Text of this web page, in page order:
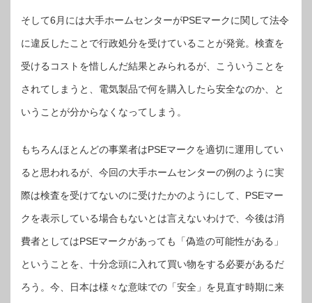
そして6月には大手ホームセンターがPSEマークに関して法令
に違反したことで行政処分を受けていることが発覚。検査を
受けるコストを惜しんだ結果とみられるが、こういうことを
されてしまうと、電気製品で何を購入したら安全なのか、と
いうことが分からなくなってしまう。
もちろんほとんどの事業者はPSEマークを適切に運用してい
ると思われるが、今回の大手ホームセンターの例のように実
際は検査を受けてないのに受けたかのようにして、PSEマー
クを表示している場合もないとは言えないわけで、今後は消
費者としてはPSEマークがあっても「偽造の可能性がある」
ということを、十分念頭に入れて買い物をする必要があるだ
ろう。今、日本は様々な意味での「安全」を見直す時期に来